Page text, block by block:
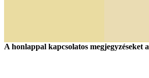
A honlappal kapcsolatos megjegyzéseket a